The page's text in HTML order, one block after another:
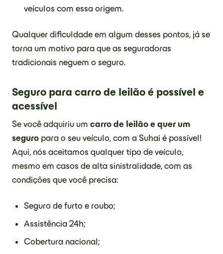
veículos com essa origem.
Qualquer dificuldade em algum desses pontos, já se
torna um motivo para que as seguradoras
tradicionais neguem o seguro.
Seguro para carro de leilão é possível e
acessível
Se você adquiriu um carro de leilão e quer um
seguro para o seu veículo, com a Suhai é possível!
Aqui, nós aceitamos qualquer tipo de veículo,
mesmo em casos de alta sinistralidade, com as
condições que você precisa:
Seguro de furto e roubo;
Assistência 24h;
Cobertura nacional;